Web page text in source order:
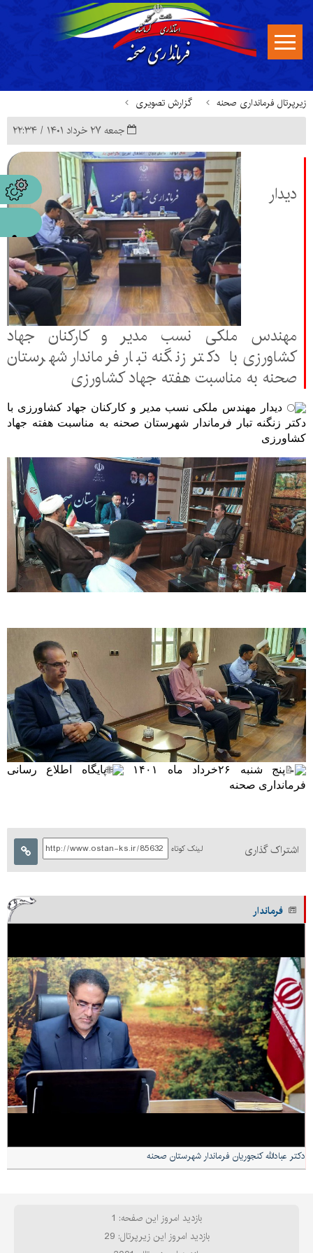
زیرپرتال فرمانداری صحنه گزارش تصویری
جمعه ۲۷ خرداد ۱۴۰۱ / ۲۲:۳۴
دیدار
مهندس ملکی نسب مدیر و کارکنان جهاد
کشاورزی با دکتر زنگنه تبار فرماندار شهرستان
صحنه به مناسبت هفته جهاد کشاورزی
کشاورزی
پنج شنبه ۲۶خرداد ماه ۱۴۰۱
فرمانداری صحنه
اشتراک گذاری لینک کوتاه
فرماندار
دكتر عبادالله كنجوريان فرماندار شهرستان صحنه
بازدید امروز این صفحه: 1
بازدید امروز این زیرپرتال: 29